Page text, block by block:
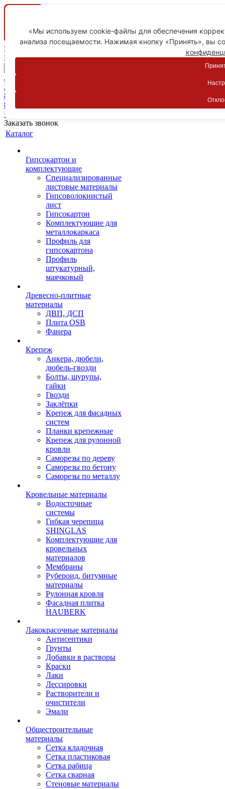
Ваш город
Пятигорск
Личный кабинет
8-800-775-59-89
8-800-775-59-89
+7 918 754-83-77
Заказать звонок
Каталог
Гипсокартон и
комплектующие
Специализированные
листовые материалы
Гипсоволокнистый
лист
Гипсокартон
Комплектующие для
металлокаркаса
Профиль для
гипсокартона
Профиль
штукатурный,
маячковый
Древесно-плитные
материалы
ДВП, ДСП
Плита OSB
Фанера
Крепеж
Анкера, дюбели,
дюбель-гвозди
Болты, шурупы,
гайки
Гвозди
Заклёпки
Крепеж для фасадных
систем
Планки крепежные
Крепеж для рулонной
кровли
Саморезы по дереву
Саморезы по бетону
Саморезы по металлу
Кровельные материалы
Водосточные
системы
Гибкая черепица
SHINGLAS
Комплектующие для
кровельных
материалов
Мембраны
Рубероид, битумные
материалы
Рулонная кровля
Фасадная плитка
HAUBERK
Лакокрасочные материалы
Антисептики
Грунты
Добавки в растворы
Краски
Лаки
Лессировки
Растворители и
очистители
Эмали
Общестроительные
материалы
Сетка кладочная
Сетка пластиковая
Сетка рабица
Сетка сварная
Стеновые материалы
«Мы используем cookie-файлы для обеспечения
анализа посещаемости. Нажимая кнопку «Принять», вы